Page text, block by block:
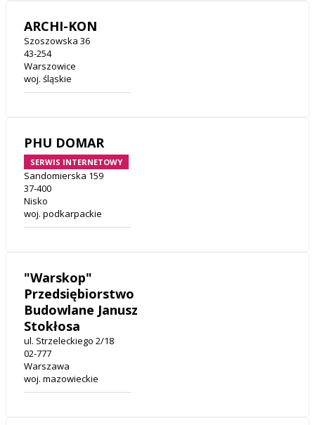
ARCHI-KON
Szoszowska 36
43-254
Warszowice
woj. śląskie
PHU DOMAR
SERWIS INTERNETOWY
Sandomierska 159
37-400
Nisko
woj. podkarpackie
"Warskop"
Przedsiębiorstwo
Budowlane Janusz
Stokłosa
ul. Strzeleckiego 2/18
02-777
Warszawa
woj. mazowieckie